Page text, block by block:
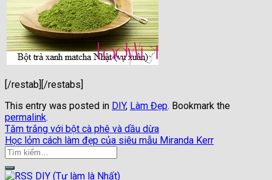
[/restab][/restabs]
This entry was posted in DIY, Làm Đẹp. Bookmark the
permalink.
Tăm trắng với bột cà phê và dầu dừa
Học lỏm cách làm đẹp của siêu mẫu Miranda Kerr
DIY (Tự làm là Nhất)